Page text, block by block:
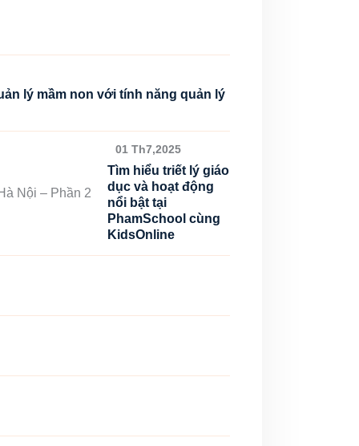
lý mầm non với tính năng quản lý
01 Th7,2025
Tìm hiểu triết lý giáo
dục và hoạt động
nổi bật tại
PhamSchool cùng
KidsOnline